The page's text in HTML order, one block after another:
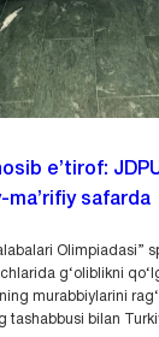
e’tirof:
ma’rifiy safarda
Olimpiadasi”
g‘oliblikni
murabbiylarini
tashabbusi bilan